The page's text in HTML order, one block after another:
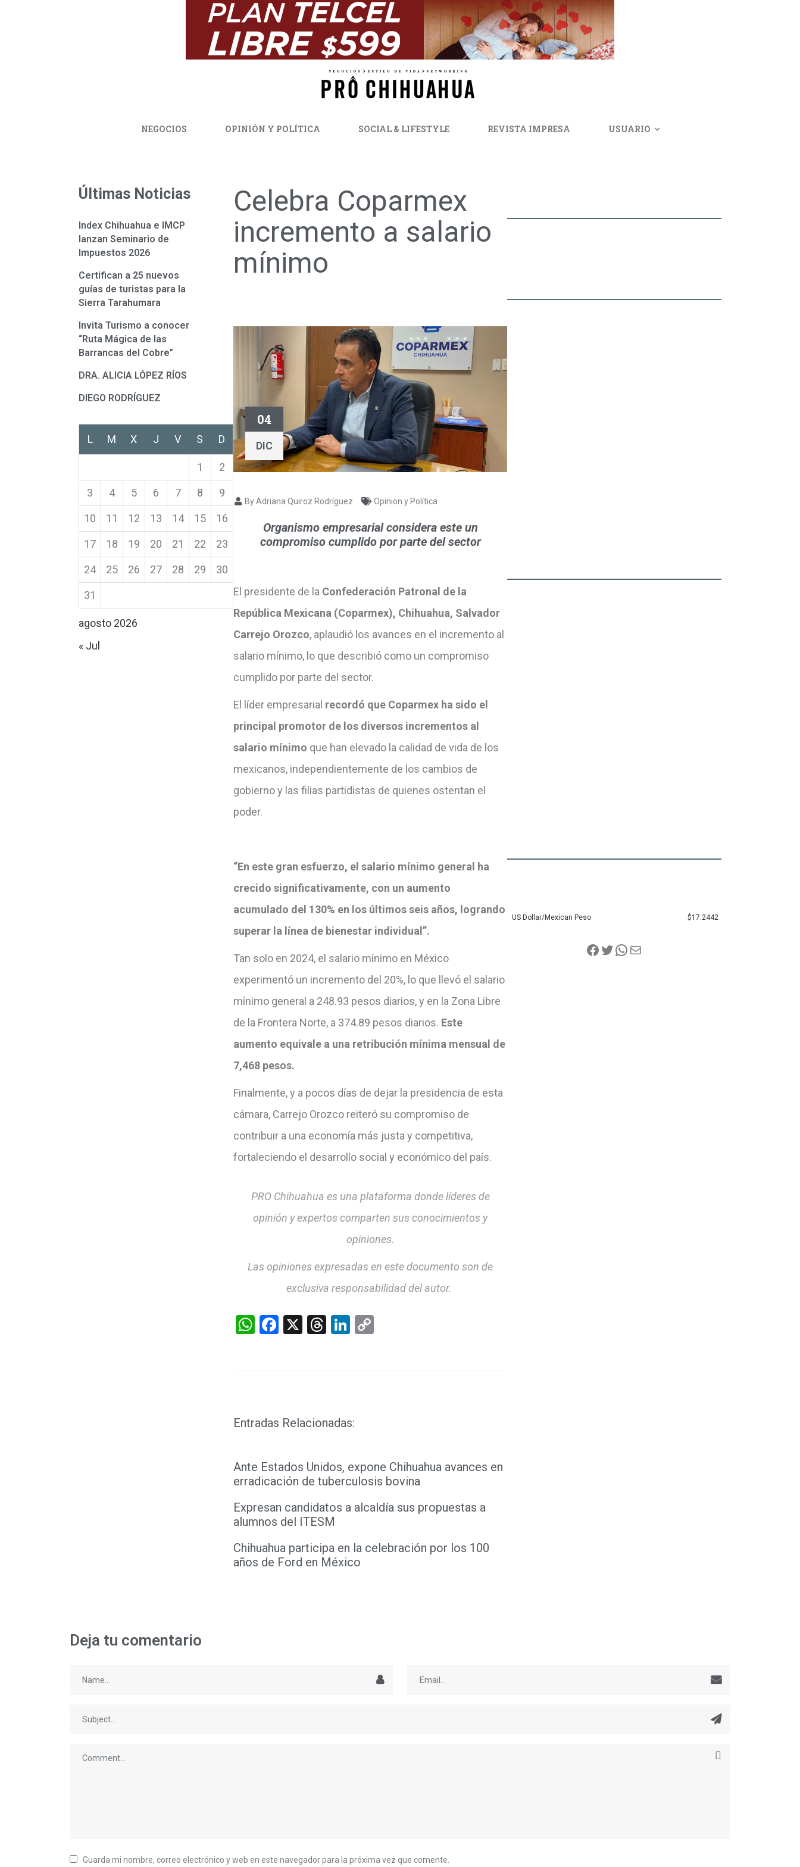
NEGOCIOS OPINIÓN Y POLÍTICA SOCIAL & LIFESTYLE REVISTA IMPRESA USUARIO
Últimas Noticias
Index Chihuahua e IMCP
lanzan Seminario de
Impuestos 2026
Certifican a 25 nuevos
guías de turistas para la
Sierra Tarahumara
Invita Turismo a conocer
“Ruta Mágica de las
Barrancas del Cobre”
DRA. ALICIA LÓPEZ RÍOS
DIEGO RODRÍGUEZ
agosto 2026
L M X J V S D
1 2
3 4 5 6 7 8 9
10 11 12 13 14 15 16
17 18 19 20 21 22 23
24 25 26 27 28 29 30
31
« Jul
Celebra Coparmex
incremento a salario
mínimo
04
DIC
By Adriana Quiroz Rodríguez Opinion y Política
Organismo empresarial considera este un
compromiso cumplido por parte del sector
El presidente de la Confederación Patronal de la
República Mexicana (Coparmex), Chihuahua, Salvador
Carrejo Orozco, aplaudió los avances en el incremento al
salario mínimo, lo que describió como un compromiso
cumplido por parte del sector.
El líder empresarial recordó que Coparmex ha sido el
principal promotor de los diversos incrementos al
salario mínimo que han elevado la calidad de vida de los
mexicanos, independientemente de los cambios de
gobierno y las filias partidistas de quienes ostentan el
poder.
“En este gran esfuerzo, el salario mínimo general ha
crecido significativamente, con un aumento
acumulado del 130% en los últimos seis años, logrando
superar la línea de bienestar individual”.
Tan solo en 2024, el salario mínimo en México
experimentó un incremento del 20%, lo que llevó el salario
mínimo general a 248.93 pesos diarios, y en la Zona Libre
de la Frontera Norte, a 374.89 pesos diarios. Este
aumento equivale a una retribución mínima mensual de
7,468 pesos.
Finalmente, y a pocos días de dejar la presidencia de esta
cámara, Carrejo Orozco reiteró su compromiso de
contribuir a una economía más justa y competitiva,
fortaleciendo el desarrollo social y económico del país.
PRO Chihuahua es una plataforma donde líderes de
opinión y expertos comparten sus conocimientos y
opiniones.
Las opiniones expresadas en este documento son de
exclusiva responsabilidad del autor.
WhatsApp
Facebook
X Threads
LinkedIn
Entradas Relacionadas:
Ante Estados Unidos, expone Chihuahua avances en
erradicación de tuberculosis bovina
Expresan candidatos a alcaldía sus propuestas a
alumnos del ITESM
Chihuahua participa en la celebración por los 100
años de Ford en México
US Dollar/Mexican Peso $17.2442
Deja tu comentario
Guarda mi nombre, correo electrónico y web en este navegador para la próxima vez que comente.